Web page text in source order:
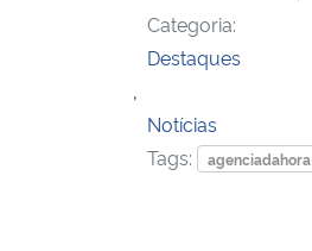
Categoria:
Destaques
,
Notícias
Tags:
agenciadahora